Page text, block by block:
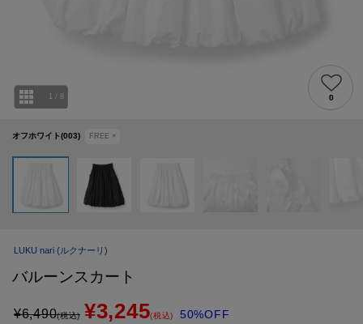
オフホワイト(003) FREE ×
1 / 8 0
LUKU nari (ルクナーリ)
バルーンスカート
¥6,490(税込) ¥3,245(税込) 50%OFF